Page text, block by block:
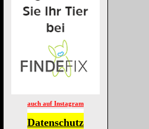
auch auf Instagram
Datenschutz